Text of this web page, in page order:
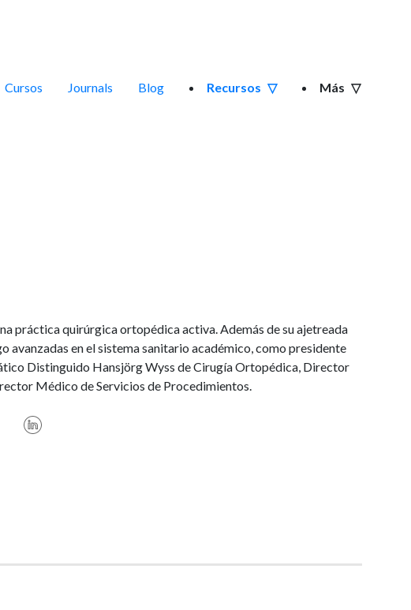
Cursos Journals Blog Recursos Más
práctica quirúrgica ortopédica activa. Además de su ajetreada
avanzadas en el sistema sanitario académico, como presidente
Distinguido Hansjörg Wyss de Cirugía Ortopédica, Director
Médico de Servicios de Procedimientos.